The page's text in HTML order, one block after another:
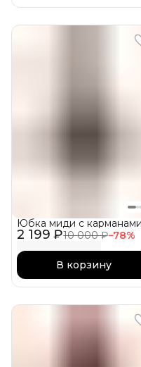
2 199 ₽10 000 ₽−78%
Юбка миди с карманами
В корзину